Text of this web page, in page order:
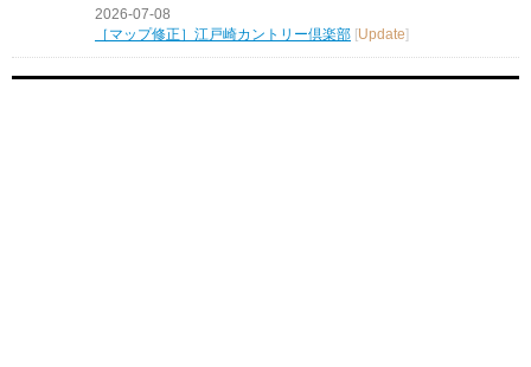
2026-07-08
［マップ修正］江戸崎カントリー倶楽部 Update